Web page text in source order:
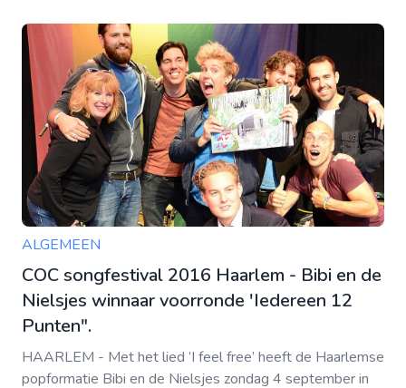
ALGEMEEN
COC songfestival 2016 Haarlem - Bibi en de
Nielsjes winnaar voorronde 'Iedereen 12
Punten".
HAARLEM - Met het lied ’I feel free’ heeft de Haarlemse
popformatie Bibi en de Nielsjes zondag 4 september in